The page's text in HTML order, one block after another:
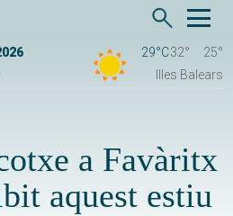
29°C32°
25°
Illes Balears
a Favàritx
aquest estiu